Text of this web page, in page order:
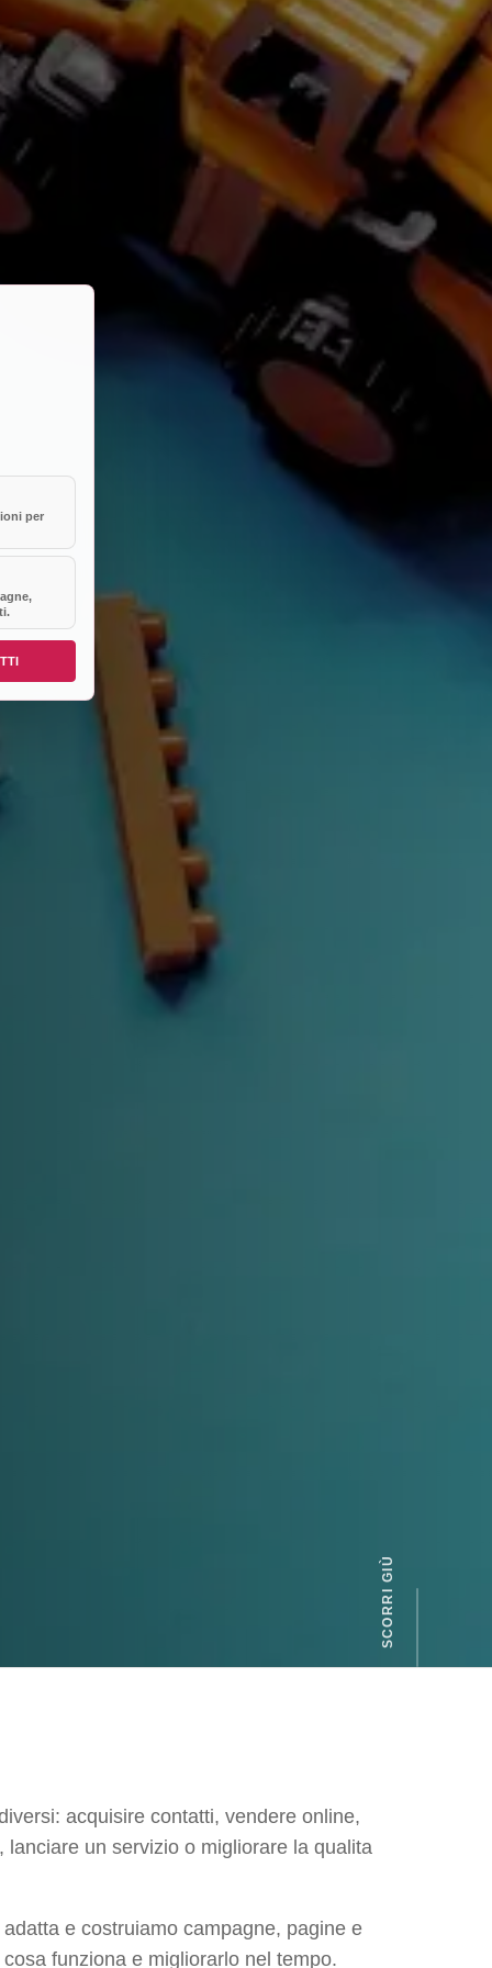
acquisire contatti, vendere online,
lanciare un servizio o migliorare la qualita
e costruiamo campagne, pagine e
funziona e migliorarlo nel tempo.
per